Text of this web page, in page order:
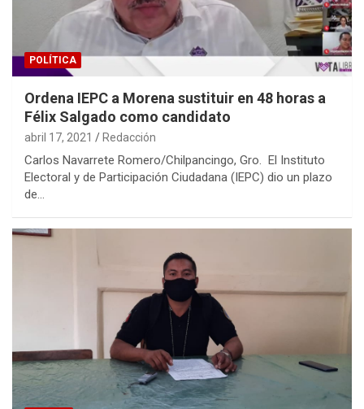
POLÍTICA
Ordena IEPC a Morena sustituir en 48 horas a
Félix Salgado como candidato
abril 17, 2021 Redacción
Carlos Navarrete Romero/Chilpancingo, Gro. El Instituto
Electoral y de Participación Ciudadana (IEPC) dio un plazo
de…